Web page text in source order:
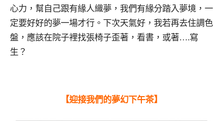
心力，幫自己跟有緣人織夢，我們有緣分踏入夢境，一
定要好好的夢一場才行。下次天氣好，我若再去住調色
盤，應該在院子裡找張椅子歪著，看書，或著….寫
生？
【迎接我們的夢幻下午茶】